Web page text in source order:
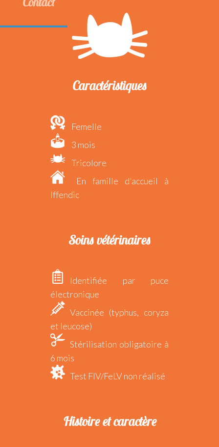
Caractéristiques
Femelle
3 mois
Tricolore
En famille d'accueil à
Iffendic
Soins vétérinaires
Identifiée par puce
électronique
Vaccinée (typhus, coryza
et leucose)
Stérilisation obligatoire à
6 mois
Test FIV/FeLV non réalisé
Histoire et caractère